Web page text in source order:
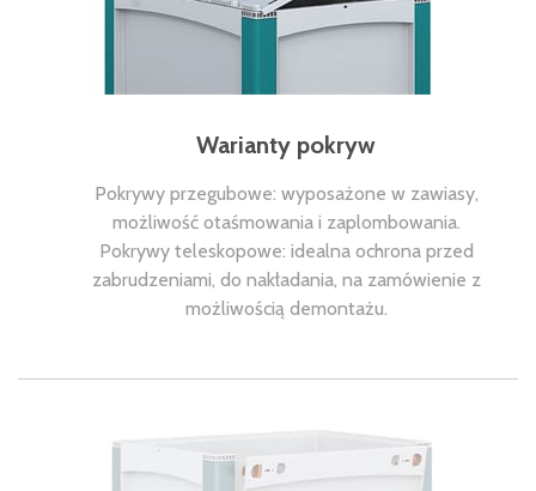
Warianty pokryw
Pokrywy przegubowe: wyposażone w zawiasy,
możliwość otaśmowania i zaplombowania.
Pokrywy teleskopowe: idealna ochrona przed
zabrudzeniami, do nakładania, na zamówienie z
możliwością demontażu.